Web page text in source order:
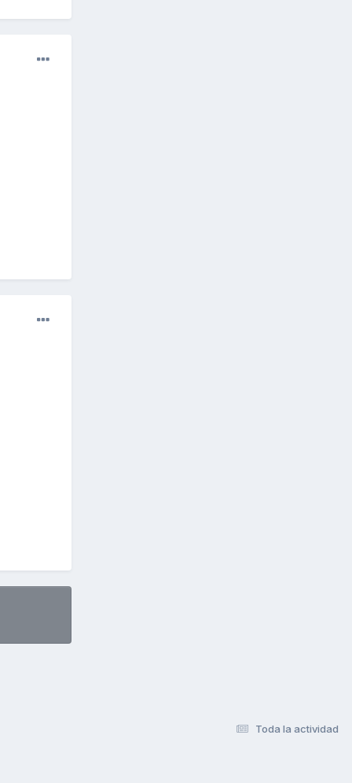
Toda la actividad